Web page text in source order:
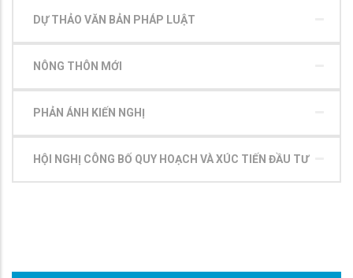
DỰ THẢO VĂN BẢN PHÁP LUẬT
NÔNG THÔN MỚI
PHẢN ÁNH KIẾN NGHỊ
HỘI NGHỊ CÔNG BỐ QUY HOẠCH VÀ XÚC TIẾN ĐẦU TƯ